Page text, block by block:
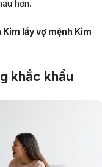
hơn.
Kim lấy vợ mệnh Kim
khắc khẩu